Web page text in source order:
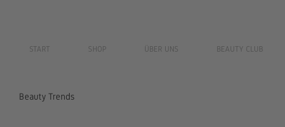
START SHOP ÜBER UNS BEAUTY CLUB
Beauty Trends